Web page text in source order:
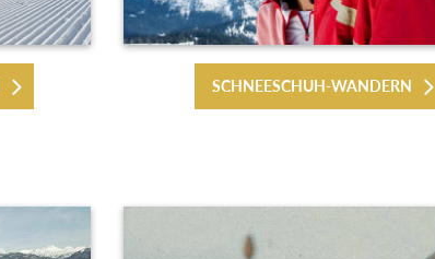
SCHNEESCHUH-WANDERN